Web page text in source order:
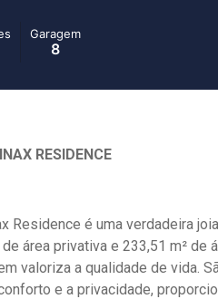
Garagem
8
RESIDENCE
Residence é uma verdadeira
área privativa e 233,51 m²
valoriza a qualidade de vida.
e a privacidade,